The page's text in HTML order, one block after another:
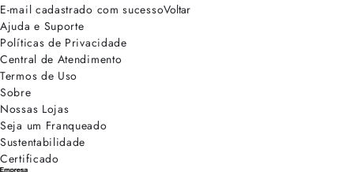
E-mail cadastrado com sucessoVoltar
Ajuda e Suporte
Políticas de Privacidade
Central de Atendimento
Termos de Uso
Sobre
Nossas Lojas
Seja um Franqueado
Sustentabilidade
Certificado